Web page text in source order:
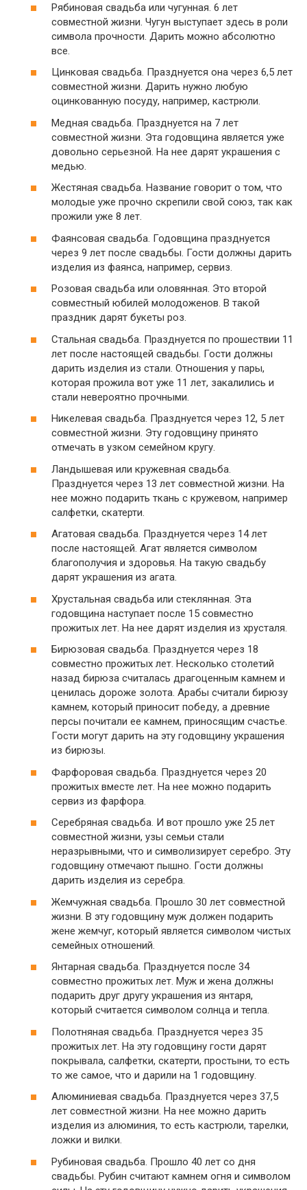
Рябиновая свадьба или чугунная. 6 лет
совместной жизни. Чугун выступает здесь в роли
символа прочности. Дарить можно абсолютно
все.
Цинковая свадьба. Празднуется она через 6,5 лет
совместной жизни. Дарить нужно любую
оцинкованную посуду, например, кастрюли.
Медная свадьба. Празднуется на 7 лет
совместной жизни. Эта годовщина является уже
довольно серьезной. На нее дарят украшения с
медью.
Жестяная свадьба. Название говорит о том, что
молодые уже прочно скрепили свой союз, так как
прожили уже 8 лет.
Фаянсовая свадьба. Годовщина празднуется
через 9 лет после свадьбы. Гости должны дарить
изделия из фаянса, например, сервиз.
Розовая свадьба или оловянная. Это второй
совместный юбилей молодоженов. В такой
праздник дарят букеты роз.
Стальная свадьба. Празднуется по прошествии 11
лет после настоящей свадьбы. Гости должны
дарить изделия из стали. Отношения у пары,
которая прожила вот уже 11 лет, закалились и
стали невероятно прочными.
Никелевая свадьба. Празднуется через 12, 5 лет
совместной жизни. Эту годовщину принято
отмечать в узком семейном кругу.
Ландышевая или кружевная свадьба.
Празднуется через 13 лет совместной жизни. На
нее можно подарить ткань с кружевом, например
салфетки, скатерти.
Агатовая свадьба. Празднуется через 14 лет
после настоящей. Агат является символом
благополучия и здоровья. На такую свадьбу
дарят украшения из агата.
Хрустальная свадьба или стеклянная. Эта
годовщина наступает после 15 совместно
прожитых лет. На нее дарят изделия из хрусталя.
Бирюзовая свадьба. Празднуется через 18
совместно прожитых лет. Несколько столетий
назад бирюза считалась драгоценным камнем и
ценилась дороже золота. Арабы считали бирюзу
камнем, который приносит победу, а древние
персы почитали ее камнем, приносящим счастье.
Гости могут дарить на эту годовщину украшения
из бирюзы.
Фарфоровая свадьба. Празднуется через 20
прожитых вместе лет. На нее можно подарить
сервиз из фарфора.
Серебряная свадьба. И вот прошло уже 25 лет
совместной жизни, узы семьи стали
неразрывными, что и символизирует серебро. Эту
годовщину отмечают пышно. Гости должны
дарить изделия из серебра.
Жемчужная свадьба. Прошло 30 лет совместной
жизни. В эту годовщину муж должен подарить
жене жемчуг, который является символом чистых
семейных отношений.
Янтарная свадьба. Празднуется после 34
совместно прожитых лет. Муж и жена должны
подарить друг другу украшения из янтаря,
который считается символом солнца и тепла.
Полотняная свадьба. Празднуется через 35
прожитых лет. На эту годовщину гости дарят
покрывала, салфетки, скатерти, простыни, то есть
то же самое, что и дарили на 1 годовщину.
Алюминиевая свадьба. Празднуется через 37,5
лет совместной жизни. На нее можно дарить
изделия из алюминия, то есть кастрюли, тарелки,
ложки и вилки.
Рубиновая свадьба. Прошло 40 лет со дня
свадьбы. Рубин считают камнем огня и символом